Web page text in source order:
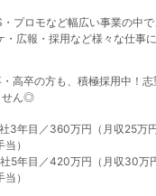
プロモなど幅広い事業の中
・広報・採用など様々な仕事
高卒の方も、積極採用中！志
せん◎
3年目／360万円（月収25万
）
5年目／420万円（月収30万
）